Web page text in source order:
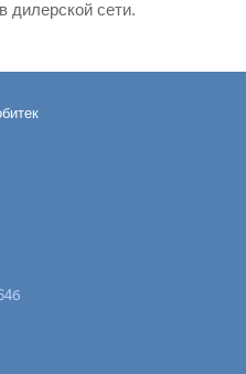
дилерской сети.